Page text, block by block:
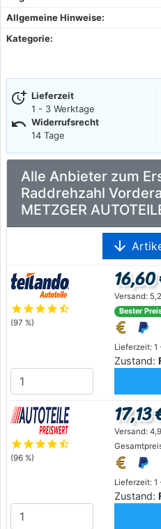
Allgemeine Hinweise:
Kategorie:
more_time Lieferzeit
1 - 3 Werktage
undo Widerrufsrecht
14 Tage
Alle Anbieter zum
Raddrehzahl
METZGER
arrow_downward
starstarstarstarstar_half
(97 %)
Lieferzeit: 1
Zustand:
Versand:
Bester
starstarstarstarstar_half
(96 %)
Lieferzeit: 1
Zustand:
17,13
Versand: